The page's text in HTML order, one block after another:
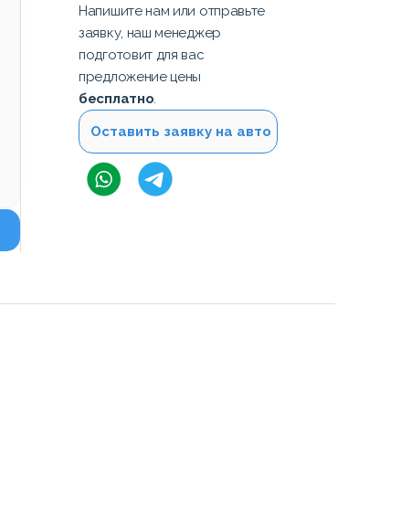
Напишите нам или отправьте
заявку, наш менеджер
подготовит для вас
предложение цены
бесплатно.
Оставить заявку на авто